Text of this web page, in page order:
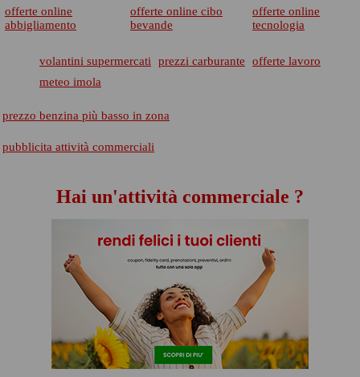
offerte online
abbigliamento
offerte online cibo
bevande
offerte online
tecnologia
volantini supermercati prezzi carburante
offerte lavoro
meteo imola
prezzo benzina più basso in zona
pubblicita attività commerciali
Hai un'attività commerciale ?